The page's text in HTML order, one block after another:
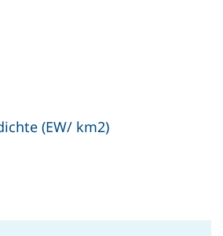
(EW/ km2)